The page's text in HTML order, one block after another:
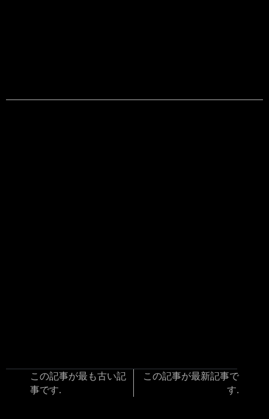
この記事が最も古い記
事です.
この記事が最新記事で
す.